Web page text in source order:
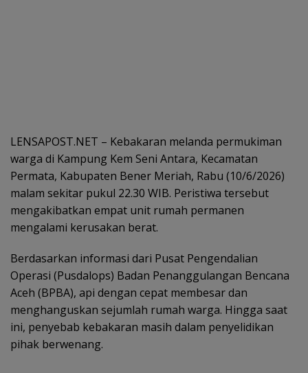
LENSAPOST.NET – Kebakaran melanda permukiman
warga di Kampung Kem Seni Antara, Kecamatan
Permata, Kabupaten Bener Meriah, Rabu (10/6/2026)
malam sekitar pukul 22.30 WIB. Peristiwa tersebut
mengakibatkan empat unit rumah permanen
mengalami kerusakan berat.
Berdasarkan informasi dari Pusat Pengendalian
Operasi (Pusdalops) Badan Penanggulangan Bencana
Aceh (BPBA), api dengan cepat membesar dan
menghanguskan sejumlah rumah warga. Hingga saat
ini, penyebab kebakaran masih dalam penyelidikan
pihak berwenang.